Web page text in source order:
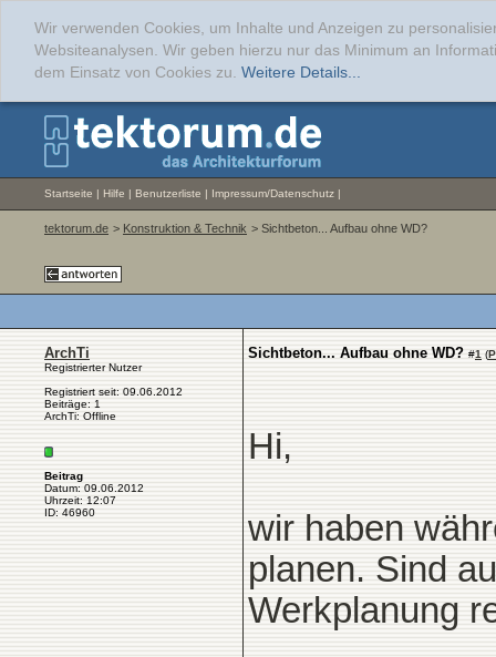
Wir verwenden Cookies, um Inhalte und Anzeigen zu
Websiteanalysen. Wir geben hierzu nur das Minimum an
dem Einsatz von Cookies zu. Weitere Details...
Startseite | Hilfe | Benutzerliste | Impressum/Datenschutz |
tektorum.de > Konstruktion & Technik > Sichtbeton... Aufbau ohne WD?
ArchTi
Registrierter Nutzer
Registriert seit: 09.06.2012
Beiträge: 1
ArchTi: Offline
Beitrag
Datum: 09.06.2012
Uhrzeit: 12:07
ID: 46960
Sichtbeton... Aufbau ohne WD? #1 (
Hi,
wir haben
planen. Sind
Werkplanung